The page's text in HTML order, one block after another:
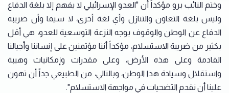
وختم النائب برو مؤكداً أن "العدو الإسرائيلي لا يفهم إلا بلغة الدفاع
وليس بلغة التعاون والتنازل وأي لغة أخرى، لا سيما وأن ضريبة
الدفاع عن الوطن والوقوف بوجه النزعة التوسعية للعدو، هي أقل
بكثير من ضريبة الاستسلام، مؤكداً أننا مؤتمنين على إنساننا وأجيالنا
القادمة وعلى هذه الأرض، وعلى مقدرات وإمكانيات وهيبة
واستقلال وسيادة هذا الوطن، وبالتالي، من الطبيعي جداً أن تهون
علينا أن نقدم التضحيات في مواجهة الاستسلام".